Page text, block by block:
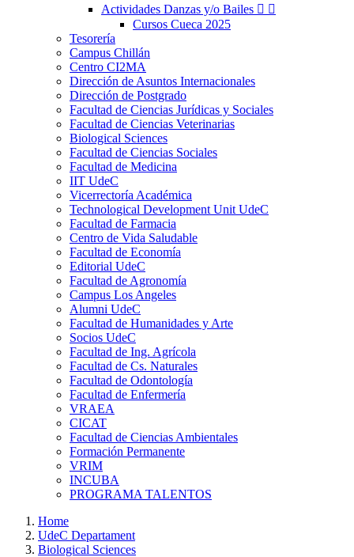
Actividades Danzas y/o Bailes  
Cursos Cueca 2025
Tesorería
Campus Chillán
Centro CI2MA
Dirección de Asuntos Internacionales
Dirección de Postgrado
Facultad de Ciencias Jurídicas y Sociales
Facultad de Ciencias Veterinarias
Biological Sciences
Facultad de Ciencias Sociales
Facultad de Medicina
IIT UdeC
Vicerrectoría Académica
Technological Development Unit UdeC
Facultad de Farmacia
Centro de Vida Saludable
Facultad de Economía
Editorial UdeC
Facultad de Agronomía
Campus Los Angeles
Alumni UdeC
Facultad de Humanidades y Arte
Socios UdeC
Facultad de Ing. Agrícola
Facultad de Cs. Naturales
Facultad de Odontología
Facultad de Enfermería
VRAEA
CICAT
Facultad de Ciencias Ambientales
Formación Permanente
VRIM
INCUBA
PROGRAMA TALENTOS
Home
UdeC Departament
Biological Sciences